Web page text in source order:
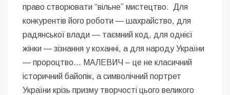
право створювати “вільне” мистецтво. Для
конкурентів його роботи — шахрайство, для
радянської влади — таємний код, для однієї
жінки — зізнання у коханні, а для народу України
— пророцтво… МАЛЕВИЧ – це не класичний
історичний байопік, а символічний портрет
України крізь призму творчості цього великого